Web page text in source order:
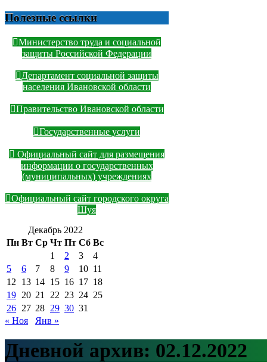
Полезные ссылки
Министерство труда и социальной
защиты Российской Федерации
Департамент социальной защиты
населения Ивановской области
Правительство Ивановской области
Государственные услуги
Официальный сайт для размещения
информации о государственных
(муниципальных) учреждениях
Официальный сайт городского округа
Шуя
Декабрь 2022
Пн Вт Ср Чт Пт Сб Вс
1
2 3
4
5
6 7 8 9 10 11
12 13 14 15 16 17 18
19 20 21 22 23 24 25
26 27 28 29 30 31
« Ноя
Янв »
Дневной архив: 02.12.2022